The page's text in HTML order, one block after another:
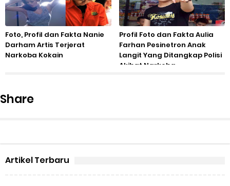
Foto, Profil dan Fakta Nanie
Darham Artis Terjerat
Narkoba Kokain
Profil Foto dan Fakta Aulia
Farhan Pesinetron Anak
Langit Yang Ditangkap Polisi
Akibat Narkoba
Share
Artikel Terbaru